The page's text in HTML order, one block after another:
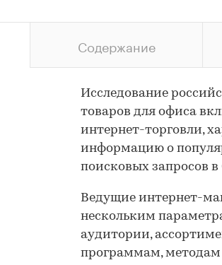
Содержание
Исследование
товаров для офиса
интернет-торговли,
информацию о
поисковых запросов в
Ведущие интернет-
нескольким
аудитории,
программам,